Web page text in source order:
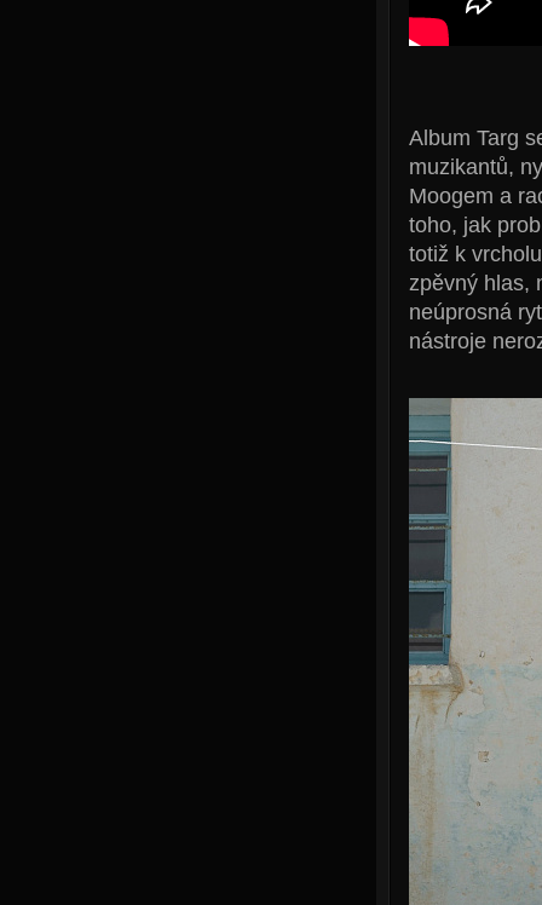
Album Targ
muzikantů,
Moogem a
toho, jak
totiž k
zpěvný hlas,
neúprosná
nástroje